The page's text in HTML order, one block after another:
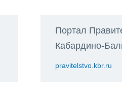
Портал
Кабардино-
pravitelstvo.kbr.ru